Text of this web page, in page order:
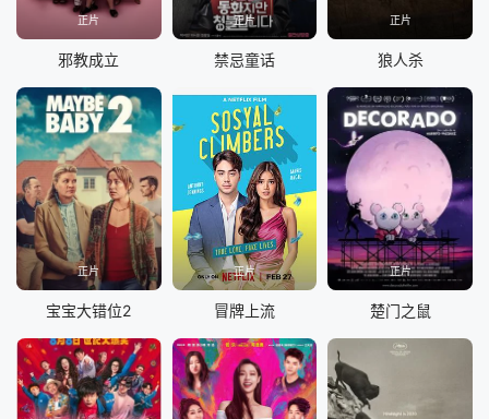
正片
邪教成立
正片
禁忌童话
正片
狼人杀
正片
宝宝大错位2
正片
冒牌上流
正片
楚门之鼠